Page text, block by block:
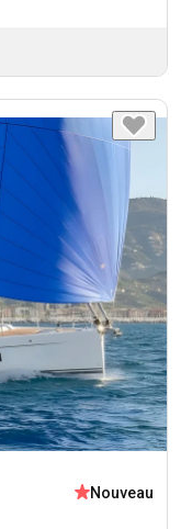
Nouveau